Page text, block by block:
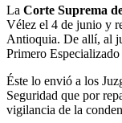
La Corte Suprema
Vélez el 4 de junio y
Antioquia. De allí, al
Primero
Éste lo envió a los
Seguridad que por
vigilancia de la